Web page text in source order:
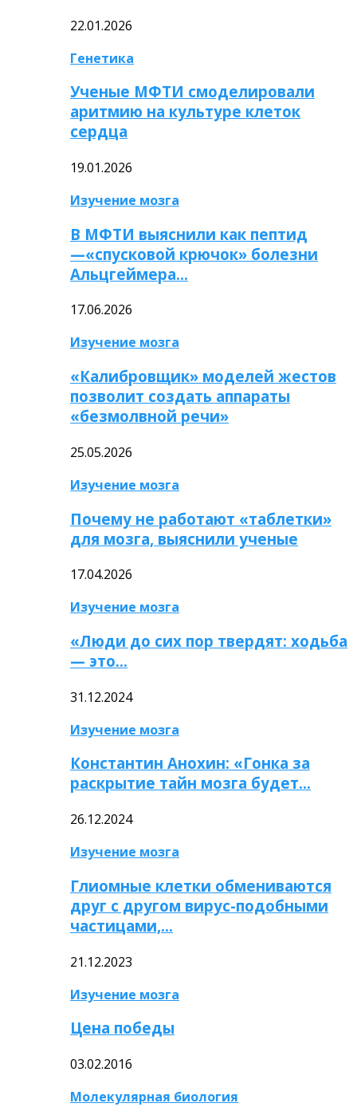
22.01.2026
Генетика
Ученые МФТИ смоделировали
аритмию на культуре клеток
сердца
19.01.2026
Изучение мозга
В МФТИ выяснили как пептид
—«спусковой крючок» болезни
Альцгеймера…
17.06.2026
Изучение мозга
«Калибровщик» моделей жестов
позволит создать аппараты
«безмолвной речи»
25.05.2026
Изучение мозга
Почему не работают «таблетки»
для мозга, выяснили ученые
17.04.2026
Изучение мозга
«Люди до сих пор твердят: ходьба
— это…
31.12.2024
Изучение мозга
Константин Анохин: «Гонка за
раскрытие тайн мозга будет…
26.12.2024
Изучение мозга
Глиомные клетки обмениваются
друг с другом вирус-подобными
частицами,…
21.12.2023
Изучение мозга
Цена победы
03.02.2016
Молекулярная биология